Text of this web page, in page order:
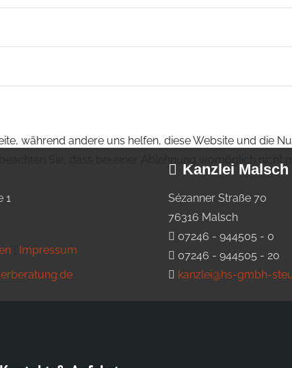
1
Kanzlei Malsch
Sézanner Straße 70
76316 Malsch
07246 - 944505 - 0
07246 - 944505 - 20
kanzlei@hs-gmbh-
während andere uns helfen, diese Website und die
| Impressum